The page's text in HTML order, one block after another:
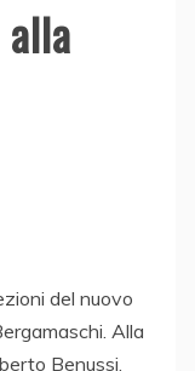
del nuovo
Alla
Benussi.